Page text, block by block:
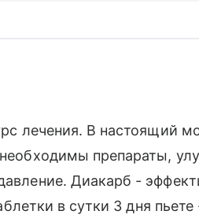
лечения. В настоящий
препараты,
Диакарб -
в сутки 3 дня пьете